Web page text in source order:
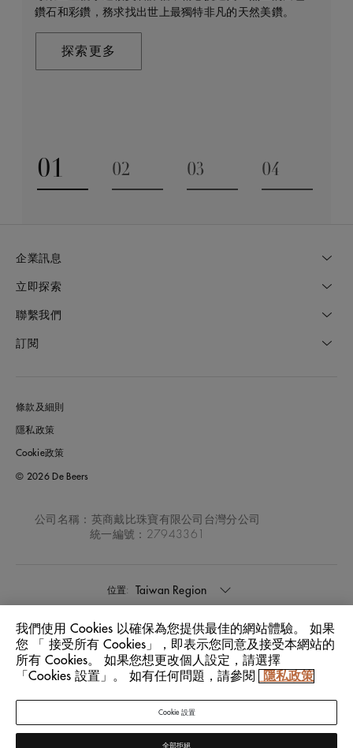
鑽石和彩鑽，務求找出世上最獨特非凡的天然美鑽。
探索更多
示大自然的珍稀寶藏所潛藏的醉人魅力，精心創造出工
在這趟追尋極致瑰寶的旅程，對完美的追求與卓越的專
環境帶來長久的正面影響。我們將此承諾稱為「建設永
探索更多
聯絡我們
01
Go to slide 1
02
03
04
企業訊息
立即探索
聯繫我們
訂閱
條款及細則
隱私政策
Cookie政策
© 2026 De Beers
公司名稱：英商戴比珠寶有限公司台灣分公司
統一編號：27943361
位置: Taiwan Region
語言: 中文
我們使用 Cookies 以確保為您提供最佳的網站體驗。 如果
您 「 接受所有 Cookies」，即表示您同意及接受本網站的
所有 Cookies。 如果您想更改個人設定，請選擇
「Cookies 設置」。 如有任何問題，請參閱
隱私政策
Cookie 設置
全部拒絕